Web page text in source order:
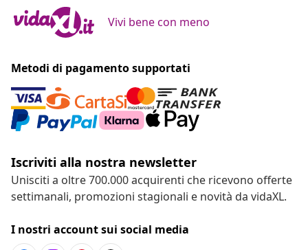
Vivi bene con meno
Metodi di pagamento supportati
Iscriviti alla nostra newsletter
Unisciti a oltre 700.000 acquirenti che ricevono offerte
settimanali, promozioni stagionali e novità da vidaXL.
I nostri account sui social media